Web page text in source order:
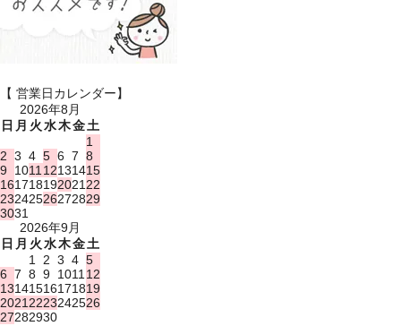
【 営業日カレンダー】
2026年8月
日 月 火水木金土
1
2 3 4 5 6 7 8
9 101112131415
16171819202122
23242526272829
3031
2026年9月
日 月 火水木金土
1 2 3 4 5
6 7 8 9 101112
13141516171819
20212223242526
27282930